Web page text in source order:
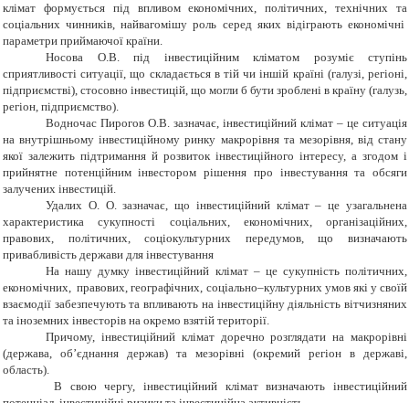
клімат формується під впливом економічних, політичних, технічних та
соціальних чинників, найвагомішу роль серед яких відіграють економічні
параметри приймаючої країни.
Носова О.В. під інвестиційним кліматом розуміє ступінь
сприятливості ситуації, що складається в тій чи іншій країні (галузі, регіоні,
підприємстві), стосовно інвестицій, що могли б бути зроблені в країну (галузь,
регіон, підприємство).
Водночас Пирогов О.В. зазначає, інвестиційний клімат – це ситуація
на внутрішньому інвестиційному ринку макрорівня та мезорівня, від стану
якої залежить підтримання й розвиток інвестиційного інтересу, а згодом і
прийнятне потенційним інвестором рішення про інвестування та обсяги
залучених інвестицій.
Удалих О. О. зазначає, що інвестиційний клімат – це узагальнена
характеристика сукупності соціальних, економічних, організаційних,
правових, політичних, соціокультурних передумов, що визначають
привабливість держави для інвестування
На нашу думку інвестиційний клімат – це сукупність політичних,
економічних, правових, географічних, соціально–культурних умов які у своїй
взаємодії забезпечують та впливають на інвестиційну діяльність вітчизняних
та іноземних інвесторів на окремо взятій території.
Причому, інвестиційний клімат доречно розглядати на макрорівні
(держава, об’єднання держав) та мезорівні (окремий регіон в державі,
область).
В свою чергу, інвестиційний клімат визначають інвестиційний